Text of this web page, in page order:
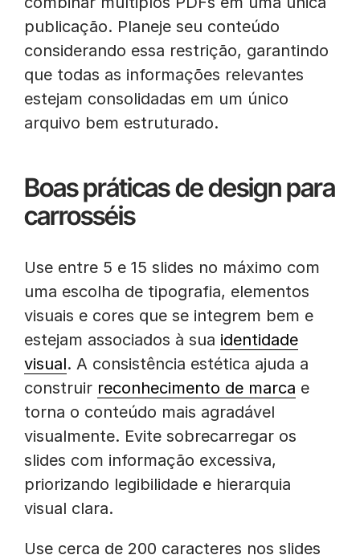
publicação. Planeje seu conteúdo
considerando essa restrição, garantindo
que todas as informações relevantes
estejam consolidadas em um único
arquivo bem estruturado.
Boas práticas de design para
carrosséis
Use entre 5 e 15 slides no máximo com
uma escolha de tipografia, elementos
visuais e cores que se integrem bem e
estejam associados à sua identidade
visual. A consistência estética ajuda a
construir reconhecimento de marca e
torna o conteúdo mais agradável
visualmente. Evite sobrecarregar os
slides com informação excessiva,
priorizando legibilidade e hierarquia
visual clara.
Use cerca de 200 caracteres nos slides